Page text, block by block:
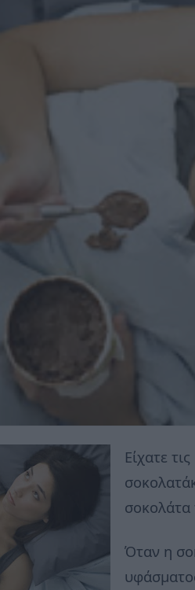
Είχατε
σοκολάτα
Όταν η